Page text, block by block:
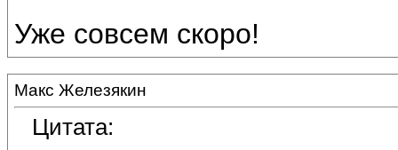
Уже совсем скоро!
Макс Железякин
Цитата: